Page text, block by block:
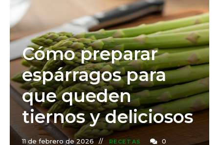
Cómo preparar
espárragos para
que queden
tiernos y deliciosos
11 de febrero de 2026 RECETAS 0